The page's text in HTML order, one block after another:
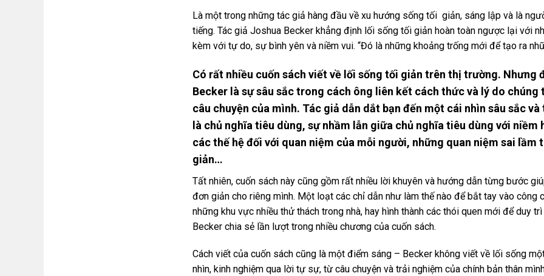
Là một trong những tác giả hàng đầu về xu hướng sống tối giản, sáng lập và là
tiếng. Tác giả Joshua Becker khẳng định lối sống tối giản hoàn toàn ngược lại với
kèm với tự do, sự bình yên và niềm vui. “Đó là những khoảng trống mới để tạo ra
Có rất nhiều cuốn sách viết về lối sống tối giản trên thị trường. Nhưng
Becker là sự sâu sắc trong cách ông liên kết cách thức và lý do
câu chuyện của mình. Tác giả dẫn dắt bạn đến một cái nhìn sâu sắc
là chủ nghĩa tiêu dùng, sự nhầm lẫn giữa chủ nghĩa tiêu dùng với niềm
các thế hệ đối với quan niệm của mỗi người, những quan niệm sai
giản…
Tất nhiên, cuốn sách này cũng gồm rất nhiều lời khuyên và hướng dẫn từng bước
đơn giản cho riêng mình. Một loạt các chỉ dẫn như làm thế nào để bắt tay vào
những khu vực nhiều thử thách trong nhà, hay hình thành các thói quen mới để duy
Becker chia sẻ lần lượt trong nhiều chương của cuốn sách.
Cách viết của cuốn sách cũng là một điểm sáng – Becker không viết về lối sống
nhìn, kinh nghiệm qua lời tự sự, từ câu chuyện và trải nghiệm của chính bản thân